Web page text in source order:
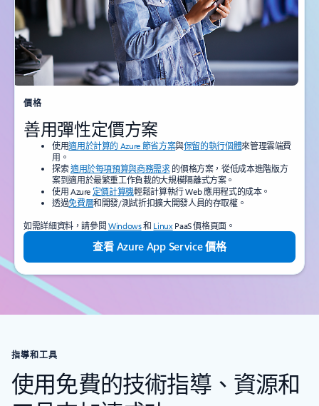
價格
善用彈性定價方案
使用適用於計算的 Azure 節省方案與保留的執行個體來管理雲端費
用。
探索適用於每項預算與商務需求的價格方案，從低成本進階版方
案到適用於最繁重工作負載的大規模隔離式方案。
使用 Azure 定價計算機輕鬆計算執行 Web 應用程式的成本。
透過免費層和開發/測試折扣擴大開發人員的存取權。
如需詳細資料，請參閱Windows和 LinuxPaaS 價格頁面。
查看 Azure App Service 價格
指導和工具
使用免費的技術指導、資源和